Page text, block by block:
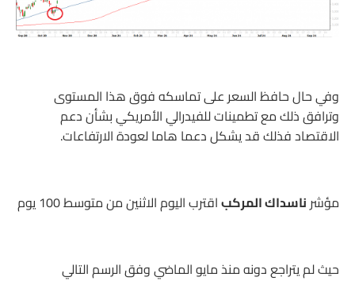
وفي حال حافظ السعر على تماسكه فوق هذا المستوى
وترافق ذلك مع تطمينات للفيدرالي الأمريكي بشأن دعم
الاقتصاد فذلك قد يشكل دعما هاما لعودة الارتفاعات.
مؤشرناسداك المركباقترب اليوم الاثنين من متوسط 100 يوم
حيث لم يتراجع دونه منذ مايو الماضي وفق الرسم التالي